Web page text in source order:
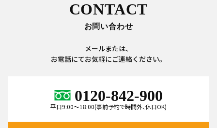
CONTACT
お問い合わせ
メールまたは、
お電話にてお気軽にご連絡ください。
0120-842-900
平日9:00～18:00(事前予約で時間外、休日OK)